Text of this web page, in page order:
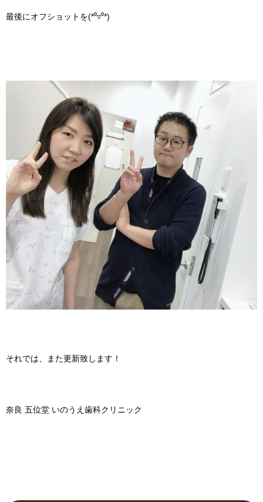
最後にオフショットを(*⁰▿⁰*)
それでは、また更新致します！
奈良 五位堂 いのうえ歯科クリニック